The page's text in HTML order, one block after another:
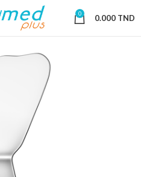
0 0.000 TND